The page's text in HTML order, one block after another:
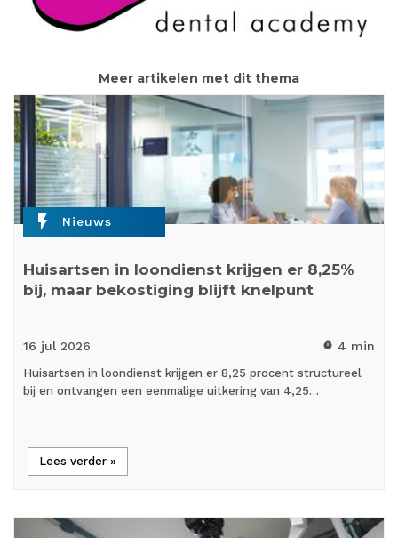
Meer artikelen met dit thema
flash_on Nieuws
Huisartsen in loondienst krijgen er 8,25%
bij, maar bekostiging blijft knelpunt
16 jul 2026 timer 4 min
Huisartsen in loondienst krijgen er 8,25 procent structureel
bij en ontvangen een eenmalige uitkering van 4,25…
Lees verder »